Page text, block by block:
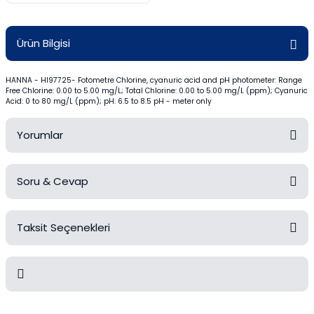
Piknometreler
Ürün Bilgisi
HANNA - HI97725- Fotometre Chlorine, cyanuric acid and pH photometer: Range
Free Chlorine: 0.00 to 5.00 mg/L; Total Chlorine: 0.00 to 5.00 mg/L (ppm); Cyanuric
Acid: 0 to 80 mg/L (ppm); pH: 6.5 to 8.5 pH - meter only
Yorumlar
Bu ürüne ilk yorumu siz yapın!
Soru & Cevap
Ürün hakkında henüz soru sorulmamış.
Taksit Seçenekleri